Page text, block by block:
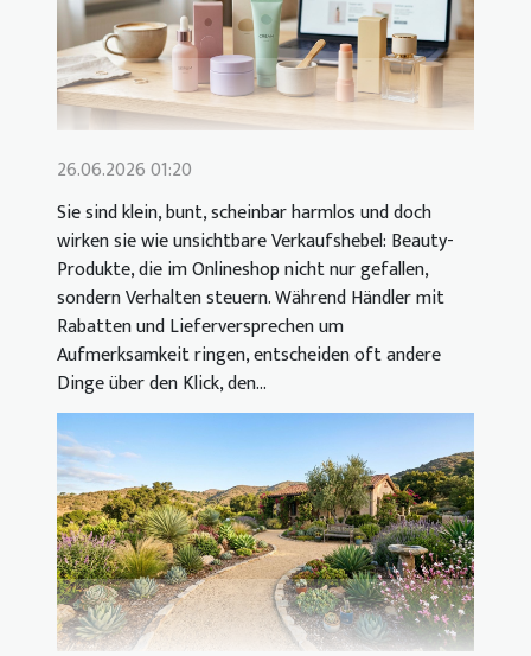
26.06.2026 01:20
Sie sind klein, bunt, scheinbar harmlos und doch
wirken sie wie unsichtbare Verkaufshebel: Beauty-
Produkte, die im Onlineshop nicht nur gefallen,
sondern Verhalten steuern. Während Händler mit
Rabatten und Lieferversprechen um
Aufmerksamkeit ringen, entscheiden oft andere
Dinge über den Klick, den...